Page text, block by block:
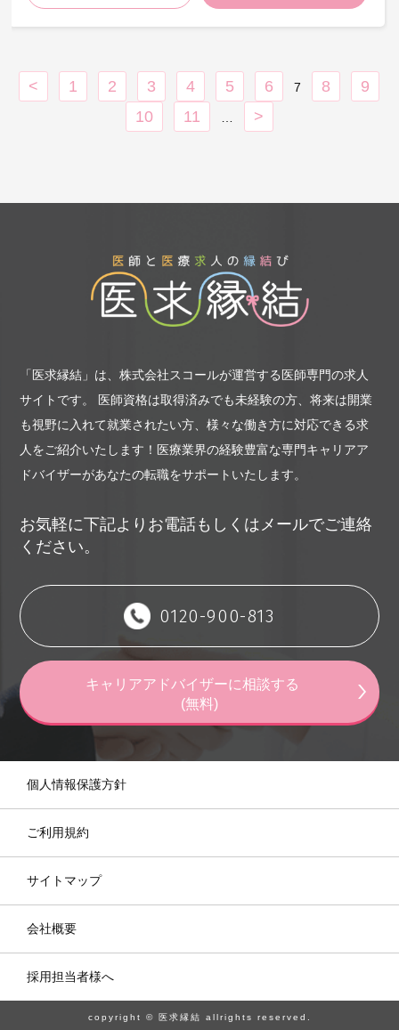
< 1 2 3 4 5 6 7 8
9
10
11 >
「医求縁結」は、株式会社スコールが運営する医師専門の求人
サイトです。
医師資格は取得済みでも未経験の方、将来は開業
も視野に入れて就業されたい方、様々な働き方に対応できる求
人をご紹介いたします！ 医療業界の経験豊富な専門キャリアア
ドバイザーがあなたの転職をサポートいたします。
お気軽に下記よりお電話もしくはメールでご連絡
ください。
0120-900-813
キャリアアドバイザーに相談する
(無料)
個人情報保護方針
ご利用規約
サイトマップ
会社概要
採用担当者様へ
copyright © 医求縁結 allrights reserved.